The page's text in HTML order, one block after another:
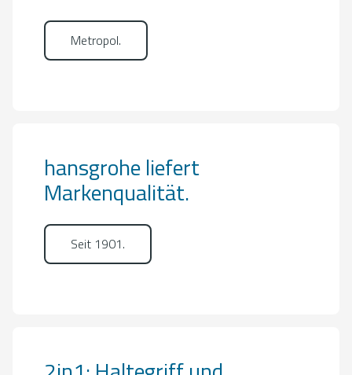
Metropol.
hansgrohe liefert
Markenqualität.
Seit 1901.